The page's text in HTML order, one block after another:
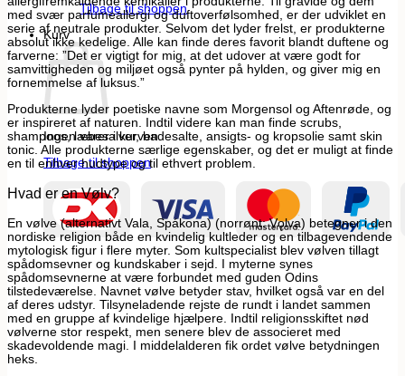
Tilbage til shoppen
Kurv
Ingen varer i kurven.
Tilbage til shoppen
med svær parfumeallergi og duftoverfølsomhed, er der udviklet en
serie af neutrale produkter. Selvom det lyder frelst, er produkterne
absolut ikke kedelige. Alle kan finde deres favorit blandt duftene og
farverne: ”Det er vigtigt for mig, at det udover at være godt for
samvittigheden og miljøet også pynter på hylden, og giver mig en
fornemmelse af luksus.”
Produkterne lyder poetiske navne som Morgensol og Aftenrøde, og
er inspireret af naturen. Indtil videre kan man finde scrubs,
shampoos, læbesalver, badesalte, ansigts- og kropsolie samt skin
tonic. Alle produkterne særlige egenskaber, og det er muligt at finde
en til enhver hudtype og til ethvert problem.
Hvad er en Vølv?
En vølve (alternativt Vala, Spákona) (norrønt: Vǫlva) betegner i den
nordiske religion både en kvindelig kultleder og en tilbagevendende
mytologisk figur i flere myter. Som kultspecialist blev vølven tillagt
spådomsevner og kundskaber i sejd. I myterne synes
spådomsevnerne at være forbundet med guden Odins
tilstedeværelse. Navnet vølve betyder stav, hvilket også var en del
af deres udstyr. Tilsyneladende rejste de rundt i landet sammen
med en gruppe af kvindelige hjælpere. Indtil religionsskiftet nød
vølverne stor respekt, men senere blev de associeret med
skadevoldende magi. I middelalderen fik ordet vølve betydningen
heks.